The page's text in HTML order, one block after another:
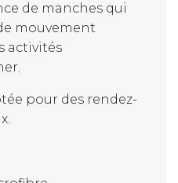
de manches qui
mouvement
activités
pour des rendez-